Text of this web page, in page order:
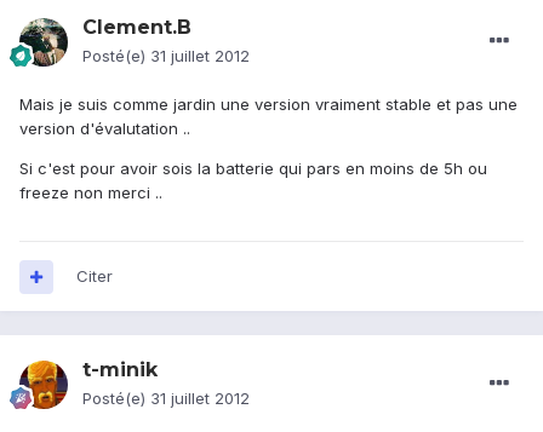
Clement.B
Posté(e) 31 juillet 2012
Mais je suis comme jardin une version vraiment stable et pas une
version d'évalutation ..
Si c'est pour avoir sois la batterie qui pars en moins de 5h ou
freeze non merci ..
Citer
t-minik
Posté(e) 31 juillet 2012